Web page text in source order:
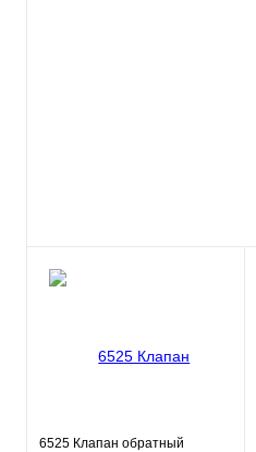
6525 Клапан обратный